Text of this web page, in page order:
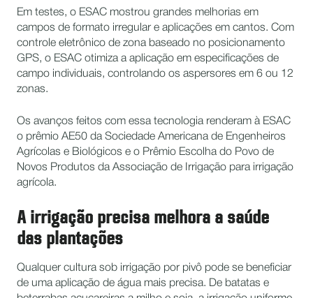
Em testes, o ESAC mostrou grandes melhorias em
campos de formato irregular e aplicações em cantos. Com
controle eletrônico de zona baseado no posicionamento
GPS, o ESAC otimiza a aplicação em especificações de
campo individuais, controlando os aspersores em 6 ou 12
zonas.
Os avanços feitos com essa tecnologia renderam à ESAC
o prêmio AE50 da Sociedade Americana de Engenheiros
Agrícolas e Biológicos e o Prêmio Escolha do Povo de
Novos Produtos da Associação de Irrigação para irrigação
agrícola.
A irrigação precisa melhora a saúde
das plantações
Qualquer cultura sob irrigação por pivô pode se beneficiar
de uma aplicação de água mais precisa. De batatas e